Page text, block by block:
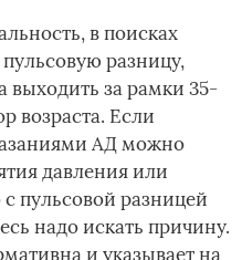
в поисках
разницу,
выходить за рамки 35-
возраста. Если
АД можно
давления или
пульсовой разницей
надо искать причину.
и указывает на